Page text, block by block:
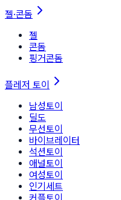
젤·콘돔
젤
콘돔
핑거콘돔
플레저 토이
남성토이
딜도
무선토이
바이브레이터
석션토이
애널토이
여성토이
인기세트